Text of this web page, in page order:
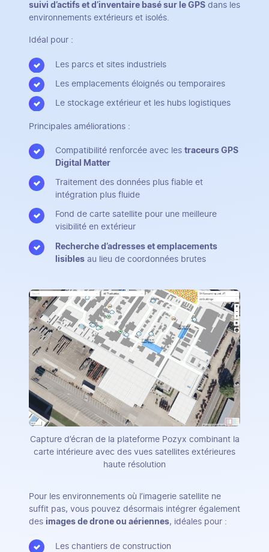
suivi d’actifs et d’inventaire basé sur le GPS dans les
environnements extérieurs et isolés.
Idéal pour :
Les parcs et sites industriels
Les emplacements éloignés ou temporaires
Le stockage extérieur et les hubs logistiques
Principales améliorations :
Compatibilité renforcée avec les traceurs GPS
Digital Matter
Traitement des données plus fiable et
intégration plus fluide
Fond de carte satellite pour une meilleure
visibilité en extérieur
Recherche d’adresses et emplacements
lisibles au lieu de coordonnées brutes
Capture d’écran de la plateforme Pozyx combinant la
carte intérieure avec des vues satellites extérieures
haute résolution
Pour les environnements où l’imagerie satellite ne
suffit pas, vous pouvez désormais intégrer également
des images de drone ou aériennes, idéales pour :
Les chantiers de construction